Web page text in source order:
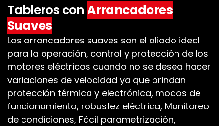
Tableros conArrancadores
Suaves
Los arrancadores suaves son el aliado ideal
para la operación, control y protección de los
motores eléctricos cuando no se desea hacer
variaciones de velocidad ya que brindan
protección térmica y electrónica, modos de
funcionamiento, robustez eléctrica, Monitoreo
de condiciones, Fácil parametrización,